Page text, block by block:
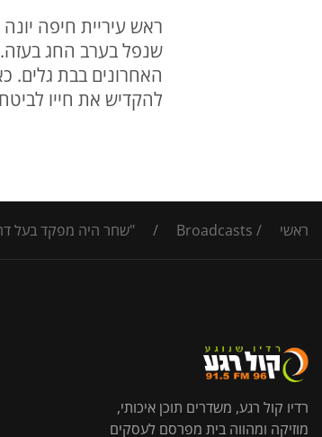
שנפל בערב החג
האחרונים בבת גלים.
להקדיש את חייו
ראשי /
Broadcasts
/ "שחר היה מפקד בעל
רדיו קול רגע, משדרים תוכן איכותי,
מוזיקה ומהווה בית מפרסם לעסקים